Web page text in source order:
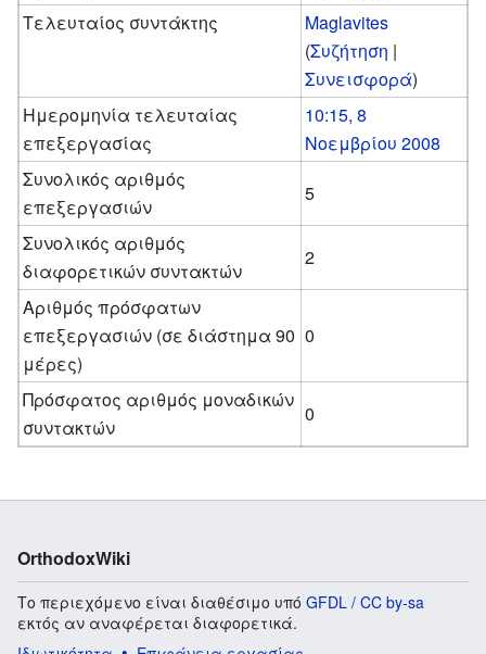
Τελευταίος συντάκτης
Maglavites
(Συζήτηση |
Συνεισφορά)
Ημερομηνία τελευταίας
επεξεργασίας
10:15, 8
Νοεμβρίου 2008
Συνολικός αριθμός
επεξεργασιών
5
Συνολικός αριθμός
διαφορετικών συντακτών
2
Αριθμός πρόσφατων
επεξεργασιών (σε διάστημα 90
μέρες)
0
Πρόσφατος αριθμός μοναδικών
συντακτών
0
OrthodoxWiki
Το περιεχόμενο είναι διαθέσιμο υπό GFDL / CC by-sa
εκτός αν αναφέρεται διαφορετικά.